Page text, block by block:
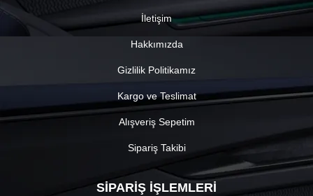
İletişim
Hakkımızda
Gizlilik Politikamız
Kargo ve Teslimat
Alışveriş Sepetim
Sipariş Takibi
SİPARİŞ İŞLEMLERİ